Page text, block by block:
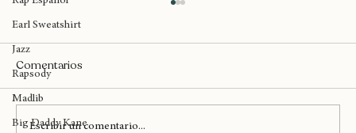
Rap Español
Earl Sweatshirt
Jazz
Rapsody
Madlib
Comentarios